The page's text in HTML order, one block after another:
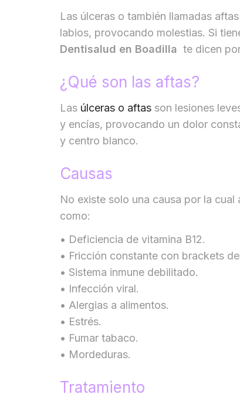
Las úlceras o también llamadas
labios, provocando molestias. Si
Dentisalud en Boadilla te dicen
¿Qué son las aftas?
Las úlceras o aftas son lesiones
y encías, provocando un dolor
y centro blanco.
Causas
No existe solo una causa por la
como:
• Deficiencia de vitamina B12.
• Fricción constante con brackets
• Sistema inmune debilitado.
• Infección viral.
• Alergias a alimentos.
• Estrés.
• Fumar tabaco.
• Mordeduras.
Tratamiento